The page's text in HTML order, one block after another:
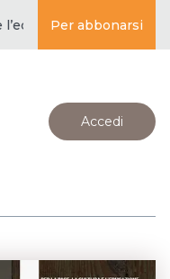
·BUDDISMO
Per abbonarsi
Accedi